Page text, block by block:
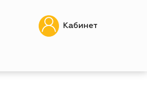
Кабинет